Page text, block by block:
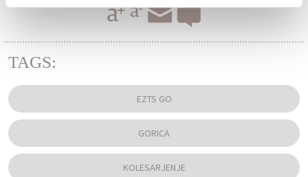
TAGS:
EZTS GO
GORICA
KOLESARJENJE